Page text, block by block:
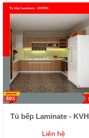
Tủ bếp Laminate -
Liên hệ